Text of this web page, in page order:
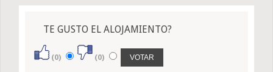
TE GUSTO EL ALOJAMIENTO?
(0) (0)